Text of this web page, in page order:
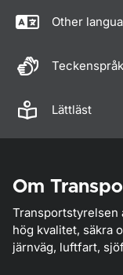
Other
Teckenspråk
Lättläst
Om
Transportstyrelsen
hög kvalitet, säkra
järnväg, luftfart,